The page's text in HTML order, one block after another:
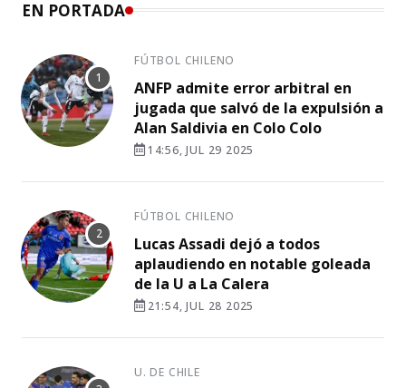
EN PORTADA
FÚTBOL CHILENO
ANFP admite error arbitral en
jugada que salvó de la expulsión a
Alan Saldivia en Colo Colo
14:56, JUL 29 2025
FÚTBOL CHILENO
Lucas Assadi dejó a todos
aplaudiendo en notable goleada
de la U a La Calera
21:54, JUL 28 2025
U. DE CHILE